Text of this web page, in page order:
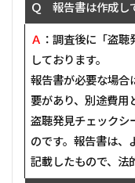
Ｑ 報告書は作成し
Ａ ：調査後に「盗
しております。
報告書が必要な場合
要があり、別途費用
盗聴発見チェックシ
のです。報告書は、
記載したもので、法